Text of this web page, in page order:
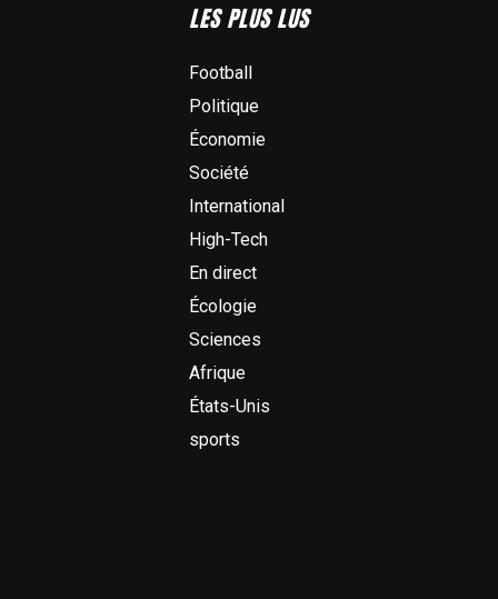
LES PLUS LUS
Football
Politique
Économie
Société
International
High-Tech
En direct
Écologie
Sciences
Afrique
États-Unis
sports